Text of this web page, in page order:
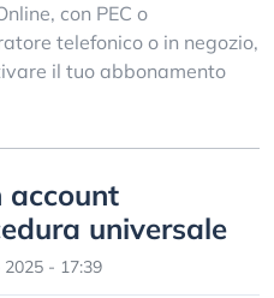
con PEC o
telefonico o in negozio,
il tuo abbonamento
account
universale
- 17:39